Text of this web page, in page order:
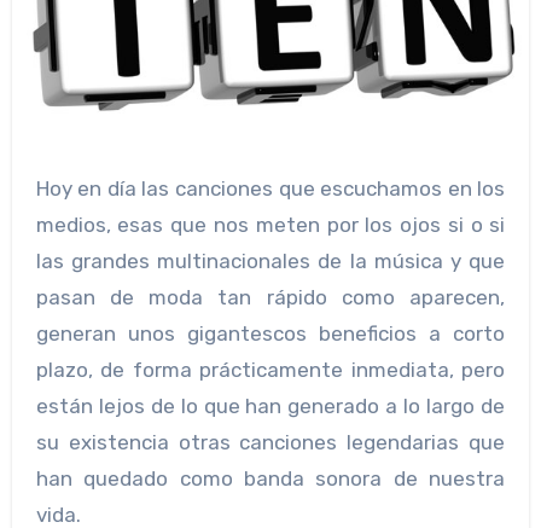
Hoy en día las canciones que escuchamos en los
medios, esas que nos meten por los ojos si o si
las grandes multinacionales de la música y que
pasan de moda tan rápido como aparecen,
generan unos gigantescos beneficios a corto
plazo, de forma prácticamente inmediata, pero
están lejos de lo que han generado a lo largo de
su existencia otras canciones legendarias que
han quedado como banda sonora de nuestra
vida.